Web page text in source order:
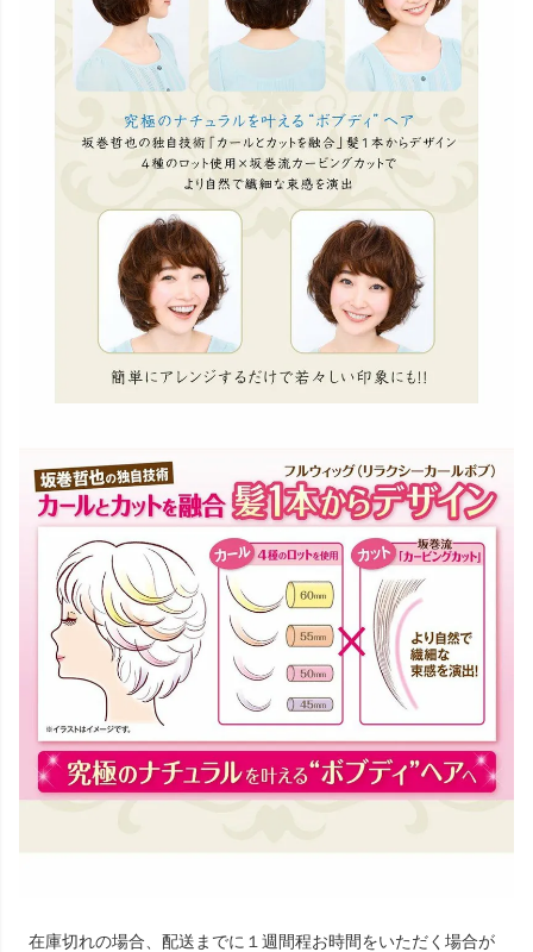
在庫切れの場合、配送までに１週間程お時間をいただく場合が